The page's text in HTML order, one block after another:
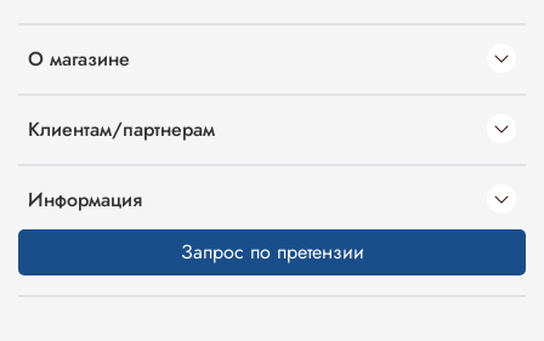
О магазине
Клиентам/партнерам
Информация
Запрос по претензии